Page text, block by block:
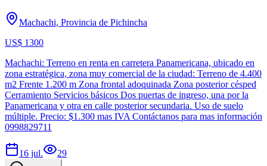
Machachi, Provincia de Pichincha
US$ 1300
Machachi: Terreno en renta en carretera Panamericana, ubicado en
zona estratégica, zona muy comercial de la ciudad: Terreno de 4.400
m2 Frente 1.200 m Zona frontal adoquinada Zona posterior césped
Cerramiento Servicios básicos Dos puertas de ingreso, una por la
Panamericana y otra en calle posterior secundaria. Uso de suelo
múltiple. Precio: $1.300 mas IVA Contáctanos para mas información
0998829711
16 jul. 29